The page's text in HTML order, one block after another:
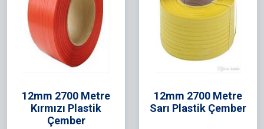
12mm 2700 Metre
Kırmızı Plastik
Çember
12mm 2700 Metre
Sarı Plastik Çember